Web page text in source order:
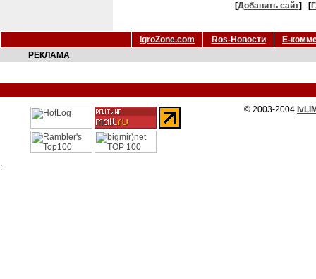
[Добавить сайт] [
IgroZone.com Ros-Новости
Е-
РЕКЛАМА
© 2003-2004
: